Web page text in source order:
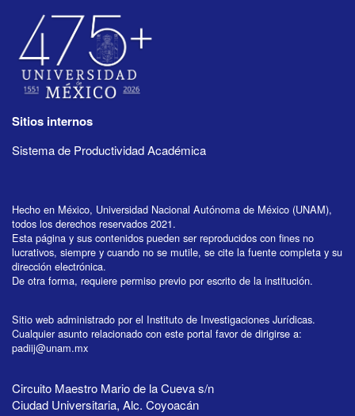
Sitios internos
Sistema de Productividad Académica
Hecho en México, Universidad Nacional Autónoma de México (UNAM),
todos los derechos reservados 2021.
Esta página y sus contenidos pueden ser reproducidos con fines no
lucrativos, siempre y cuando no se mutile, se cite la fuente completa y su
dirección electrónica.
De otra forma, requiere permiso previo por escrito de la institución.
Sitio web administrado por el Instituto de Investigaciones Jurídicas.
Cualquier asunto relacionado con este portal favor de dirigirse a:
padiij@unam.mx
Circuito Maestro Mario de la Cueva s/n
Ciudad Universitaria, Alc. Coyoacán